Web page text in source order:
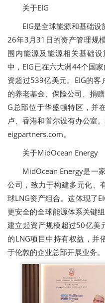
关于EIG
EIG是全球能源和基础
26年3月31日的资产管理规
围内能源及能源相关基础
中，EIG已在六大洲44个国
资超过539亿美元。EIG的
的养老基金、保险公司、捐
G总部位于华盛顿特区，并
卢、香港和首尔设有办公室
eigpartners.com。
关于MidOcean Energy
MidOcean Energy是一
公司，致力于构建多元化、
球LNG资产组合。这体现了
更安全的全球能源体系关键
建立起资产规模超过50亿美
的LNG项目中持有权益，并
于伦敦的企业总部开展业务。